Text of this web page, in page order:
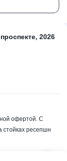
2026
офертой. С
стойках ресепшн